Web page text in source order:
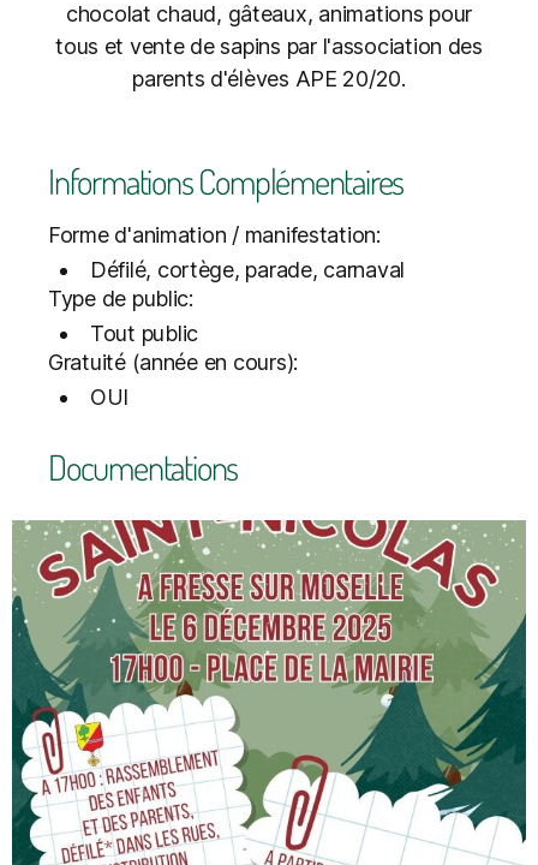
chocolat chaud, gâteaux, animations pour
tous et vente de sapins par l'association des
parents d'élèves APE 20/20.
Informations Complémentaires
Forme d'animation / manifestation:
Défilé, cortège, parade, carnaval
Type de public:
Tout public
Gratuité (année en cours):
OUI
Documentations